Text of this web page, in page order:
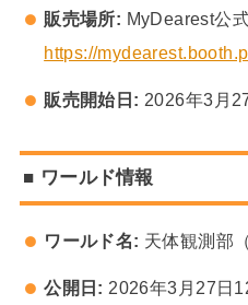
販売場所: MyDearest公
https://
販売開始日: 2026年3月
■ ワールド情報
ワールド名: 天体観測部
公開日: 2026年3月27日